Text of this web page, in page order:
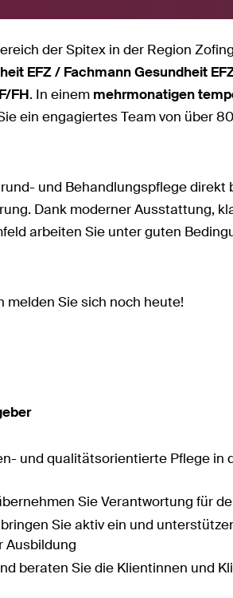
der Spitex in der Region
EFZ / Fachmann Gesundheit
FH. In einem mehrmonatigen
ein engagiertes Team von über
und Behandlungspflege direkt
Dank moderner Ausstattung,
arbeiten Sie unter guten
melden Sie sich noch heute!
und qualitätsorientierte Pflege in
Sie Verantwortung für
Sie aktiv ein und
Ausbildung
beraten Sie die Klientinnen und